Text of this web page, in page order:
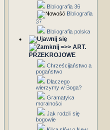
Bibliografia 36
Bibliografia
37
Bibliografia polska
=>> ART.
PRZEKROJOWE
Chrześcijaństwo a
pogaństwo
Dlaczego
wierzymy w Boga?
Gramatyka
moralności
Jak rodzili się
bogowie